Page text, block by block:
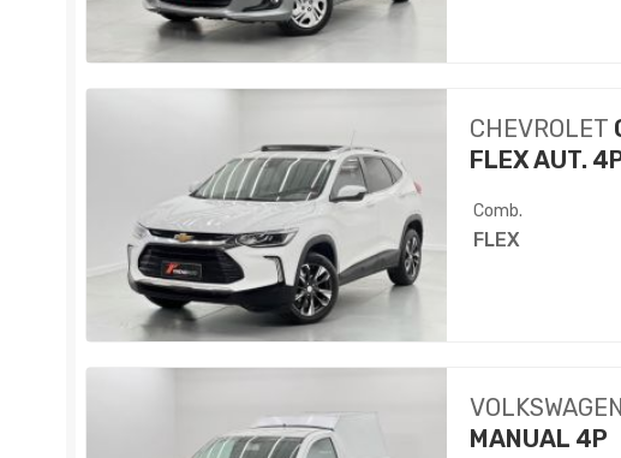
CHEVROLET
FLEX AUT.
Comb.
FLEX
VOLKSWAGEN
MANUAL 4P